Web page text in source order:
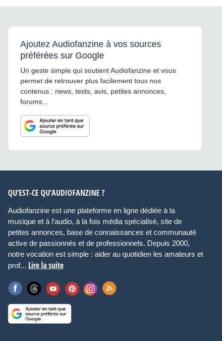
Ajoutez Audiofanzine à vos sources
préférées sur Google
Un geste simple qui soutient Audiofanzine et vous
permet de retrouver plus facilement tous nos
contenus : news, tests, avis, petites annonces,
forums...
QU’EST-CE QU’AUDIOFANZINE ?
Audiofanzine est une plateforme en ligne dédiée à la
musique et à l’audio, à la fois média spécialisé, site de
petites annonces, base de connaissances et communauté
active de passionnés et de professionnels. Depuis 2000,
notre vocation est simple : aider au quotidien les amateurs et
prof... Lire la suite